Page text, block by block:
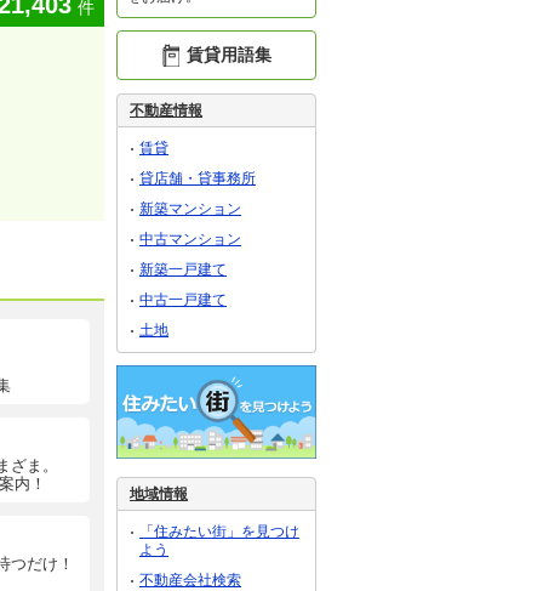
件
ま。
内！
つだけ！
賃貸用語集
不動産情報
賃貸
貸店舗・貸事務所
新築マンション
中古マンション
新築一戸建て
中古一戸建て
土地
地域情報
「住みたい街」を見つけ
よう
不動産会社検索